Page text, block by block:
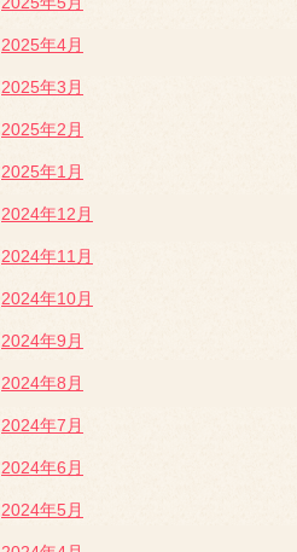
2025年4月
2025年3月
2025年2月
2025年1月
2024年12月
2024年11月
2024年10月
2024年9月
2024年8月
2024年7月
2024年6月
2024年5月